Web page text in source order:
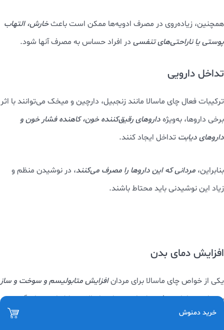
همچنین، زیاده‌روی در مصرف ادویه‌ها ممکن است باعثخارش، التهاب
پوستی یا ناراحتی‌های تنفسی در افراد حساس به مصرف آنها شود.
تداخل دارویی
ترکیبات فعال چای ماسالا مانند زنجبیل، دارچین و میخک می‌توانند با اثر
برخی داروها، به‌ویژهداروهای رقیق‌کننده خون، کاهنده فشار خون و
داروهای دیابت تداخل ایجاد کنند.
بنابراین، مردانی که این داروها را مصرف می‌کنند، در نوشیدن منظم و
زیاد این نوشیدنی باید محتاط باشند.
افزایش دمای بدن
یکی از خواص چای ماسالا برای مردانافزایش متابولیسم و سوخت و ساز
بدن است. اما مصرف بیش از حد چای ماسالا به خاطر ادویه‌های گرم
مانند زنجبیل، دارچین و میخک می‌تواند متابولیسم بدن را افزایش داده
خرید دمنوش